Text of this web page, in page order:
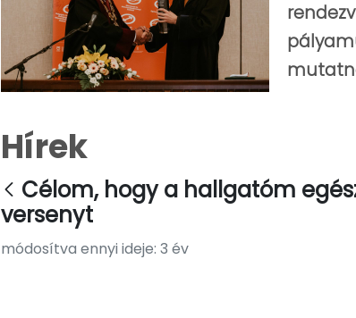
Hírek
Célom, hogy a hallgatóm
versenyt
módosítva ennyi ideje: 3 év